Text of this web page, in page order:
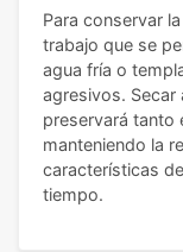
Para conservar
trabajo que se
agua fría o
agresivos. Secar
preservará tanto
manteniendo la
características
tiempo.